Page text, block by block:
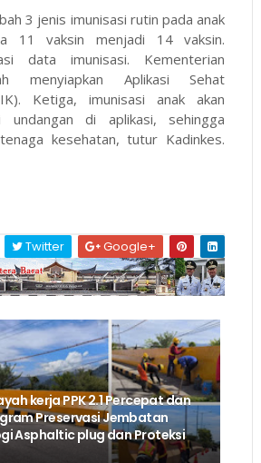
3 jenis imunisasi rutin pada anak
11 vaksin menjadi 14 vaksin.
data imunisasi. Kementerian
menyiapkan Aplikasi Sehat
Ketiga, imunisasi anak akan
undangan di aplikasi, sehingga
kesehatan, tutur Kadinkes.
Twitter Google+
kerja PPK 2.1 Percepat dan
Preservasi Jembatan
Asphaltic plug dan Proteksi